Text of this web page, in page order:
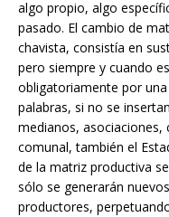
algo propio, algo
pasado. El cambio de
chavista, consistía en
pero siempre y cuando
obligatoriamente por
palabras, si no se
medianos,
comunal, también el
de la matriz productiva
sólo se generarán
productores,